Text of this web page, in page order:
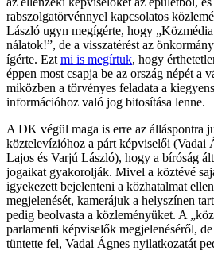
rabszolgatörvénnyel kapcsolatos
László ugyn megígérte, hogy
nálatok!”, de a visszatérést az
ígérte. Ezt mi is megírtuk, hogy
éppen most csapja be az ország népét a
miközben a törvényes feladata a
információhoz való jog bitosítása lenne.
A DK végül maga is erre az álláspontra
köztelevízióhoz a párt képviselői (Vadai
Lajos és Varjú László), hogy a bíróság
jogaikat gyakorolják. Mivel a köztévé
igyekezett bejelenteni a közhatalmat
megjelenését, kamerájuk a helyszínen
pedig beolvasta a közleményüket. A
parlamenti képviselők megjelenéséről,
tüntette fel, Vadai Ágnes nyilatkozatát